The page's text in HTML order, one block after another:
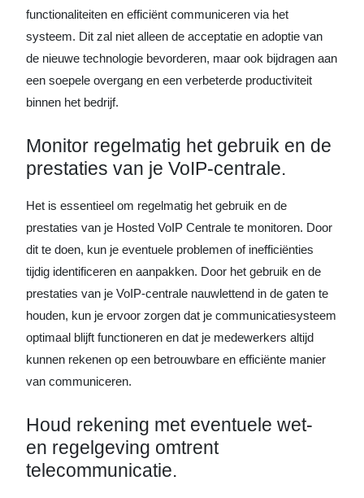
functionaliteiten en efficiënt communiceren via het
systeem. Dit zal niet alleen de acceptatie en adoptie van
de nieuwe technologie bevorderen, maar ook bijdragen aan
een soepele overgang en een verbeterde productiviteit
binnen het bedrijf.
Monitor regelmatig het gebruik en de
prestaties van je VoIP-centrale.
Het is essentieel om regelmatig het gebruik en de
prestaties van je Hosted VoIP Centrale te monitoren. Door
dit te doen, kun je eventuele problemen of inefficiënties
tijdig identificeren en aanpakken. Door het gebruik en de
prestaties van je VoIP-centrale nauwlettend in de gaten te
houden, kun je ervoor zorgen dat je communicatiesysteem
optimaal blijft functioneren en dat je medewerkers altijd
kunnen rekenen op een betrouwbare en efficiënte manier
van communiceren.
Houd rekening met eventuele wet-
en regelgeving omtrent
telecommunicatie.